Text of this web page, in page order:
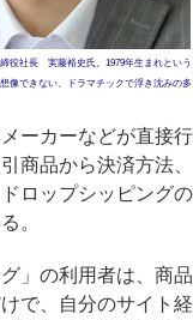
役社長 実藤裕史氏。1979年生まれという
像できない、ドラマチックで浮き沈みの多
ーカーなどが直接行
商品から決済方法、
ロップシッピングの
。
」の利用者は、商品
で、自分のサイト経